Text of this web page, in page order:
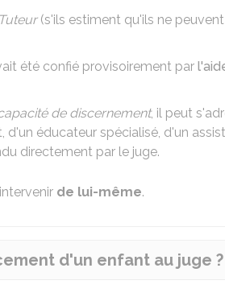
Tuteur(s'ils estiment qu'ils ne
été confié provisoirement par
de discernement, il peut
éducateur spécialisé, d'un
directement par le juge.
de lui-même.
d'un enfant au juge ?